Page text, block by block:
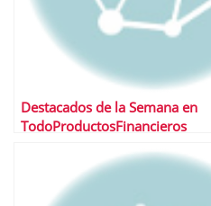
Destacados de la Semana en
TodoProductosFinancieros